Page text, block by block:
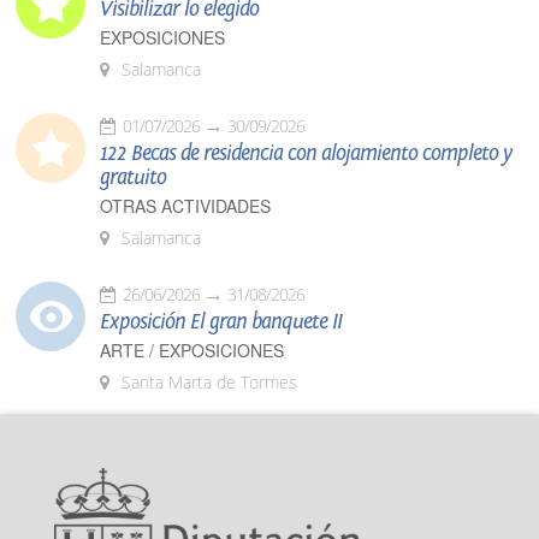
Visibilizar lo elegido
EXPOSICIONES
Salamanca
01/07/2026 30/09/2026
122 Becas de residencia con alojamiento completo y
gratuito
OTRAS ACTIVIDADES
Salamanca
26/06/2026 31/08/2026
Exposición El gran banquete II
ARTE / EXPOSICIONES
Santa Marta de Tormes